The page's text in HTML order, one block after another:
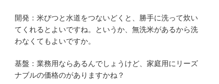
開発：米びつと水道をつないどくと、勝手に洗って炊い
てくれるとよいですね。というか、無洗米があるから洗
わなくてもよいですか。
基盤：業務用ならあるんでしょうけど、家庭用にリーズ
ナブルの価格のがありますかね？